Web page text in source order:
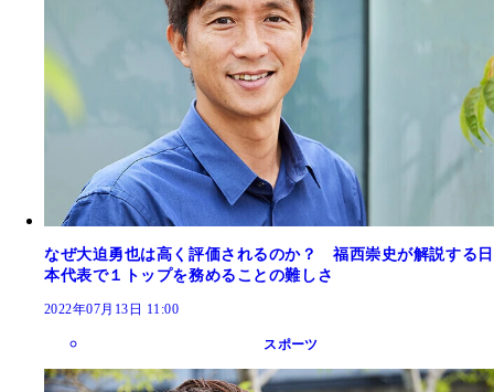
なぜ大迫勇也は高く評価されるのか？ 福西崇史が解説する日
本代表で１トップを務めることの難しさ
2022年07月13日 11:00
スポーツ